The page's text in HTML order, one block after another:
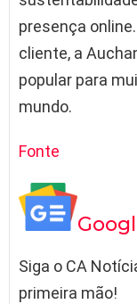
presença
cliente, a
popular para
mundo.
Fonte
Siga o CA
primeira mão!